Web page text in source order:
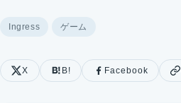
Ingress ゲーム
X B! Facebook